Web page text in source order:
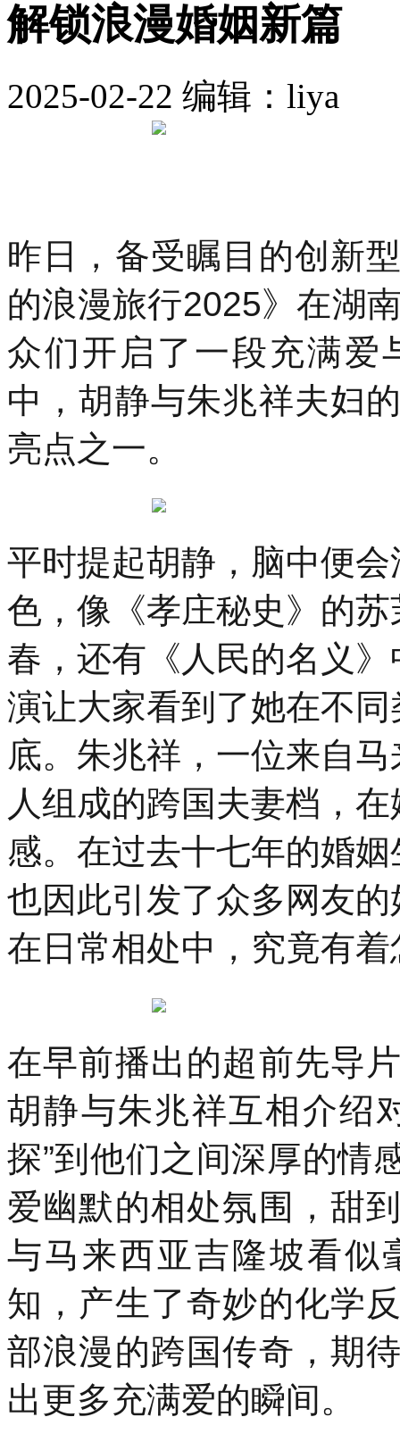
解锁浪漫婚姻新篇
2025-02-22 编辑：liya
昨日，备受瞩目的创新
的浪漫旅行2025》在湖
众们开启了一段充满爱
中，胡静与朱兆祥夫妇
亮点之一。
平时提起胡静，脑中便
色，像《孝庄秘史》的
春，还有《人民的名义
演让大家看到了她在不
底。朱兆祥，一位来自
人组成的跨国夫妻档，
感。在过去十七年的婚
也因此引发了众多网友的
在日常相处中，究竟有
在早前播出的超前先导
胡静与朱兆祥互相介绍
探”到他们之间深厚的情
爱幽默的相处氛围，甜
与马来西亚吉隆坡看似
知，产生了奇妙的化学
部浪漫的跨国传奇，期
出更多充满爱的瞬间。